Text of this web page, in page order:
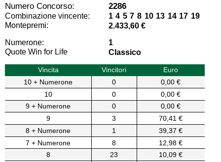
Numero Concorso: 2286
Combinazione vincente:
1 4 5 7 8 10 13 14 17 19
Montepremi:
2.433,60 €
Numerone:
1
Quote Win for Life
Classico
Vincita Vincitori
Euro
10 + Numerone
0
0,00 €
10
0
0,00 €
9 + Numerone
0
0,00 €
9
3
70,41 €
8 + Numerone
1
39,37 €
7 + Numerone
8
12,98 €
8
23
10,09 €